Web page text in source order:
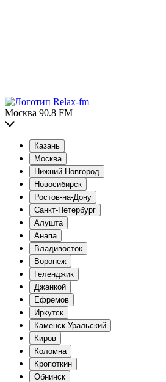
Москва 90.8 FM
Казань
Москва
Нижний Новгород
Новосибирск
Ростов-на-Дону
Санкт-Петербург
Алушта
Анапа
Владивосток
Воронеж
Геленджик
Джанкой
Ефремов
Иркутск
Каменск-Уральский
Киров
Коломна
Кропоткин
Обнинск